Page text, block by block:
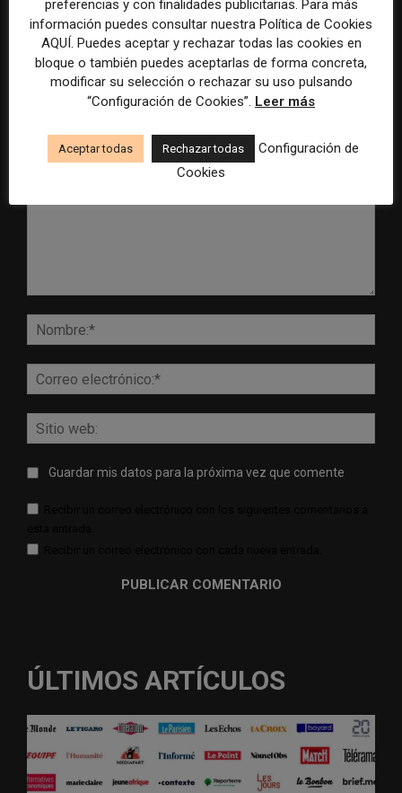
inteligencia artificial
Mundial 2026
Guardar mis datos para la próxima vez que comente
ÚLTIMOS ARTÍCULOS
preferencias y con finalidades publicitarias. Para más
información puedes consultar nuestra Política de Cookies
AQUÍ. Puedes aceptar y rechazar todas las cookies en
bloque o también puedes aceptarlas de forma concreta,
modificar su selección o rechazar su uso pulsando
“Configuración de Cookies”. Leer más
Aceptar todas Rechazar todas
Configuración de
Cookies